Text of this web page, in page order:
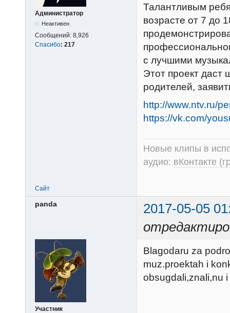
Администратор
Неактивен
Сообщений: 8,926
Спасибо: 217
Талантливым
возрасте от 7 до
с лучшими
Этот проект даст
родителей,
http://www.ntv.ru/
https://vk.com/
Новые клипы в
аудио: вКонтакте
Сайт
panda
2017-05-05
Участник
Blagodaru za
muz.proektah i
obsugdali,znali,nu